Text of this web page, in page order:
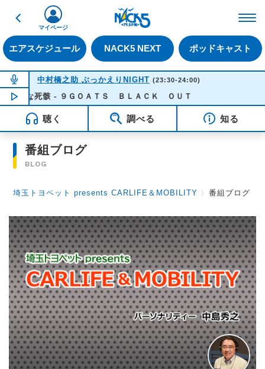
戻る
エアスケジュール NACK5 NEXT ポッドキャスト
マイページ
NOW ON AIR
中村橋之助 ぶっかえりNIGHT (23:30-24:00)
NOW PLAYING23:24
美な死骸 - ９ＧＯＡＴＳ ＢＬＡＣＫ ＯＵＴ
聴く 調べる 知る
番組ブログ
BLOG
埼玉トヨペット presents CARLIFE＆MOBILITY 〉番組ブログ